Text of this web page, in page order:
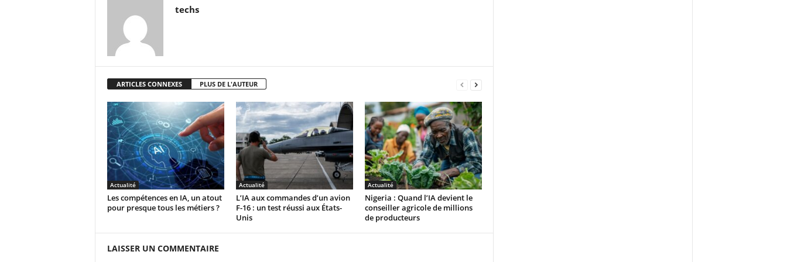
techs
ARTICLES CONNEXES PLUS DE L'AUTEUR
Actualité
Les compétences en IA, un atout
pour presque tous les métiers ?
Actualité
L’IA aux commandes d’un avion
F-16 : un test réussi aux États-
Unis
Actualité
Nigeria : Quand l’IA devient le
conseiller agricole de millions
de producteurs
LAISSER UN COMMENTAIRE